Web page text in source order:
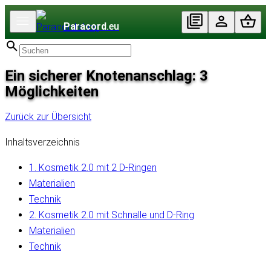
Paracord.eu
Ein sicherer Knotenanschlag: 3
Möglichkeiten
Zurück zur Übersicht
Inhaltsverzeichnis
1. Kosmetik 2.0 mit 2 D-Ringen
Materialien
Technik
2. Kosmetik 2.0 mit Schnalle und D-Ring
Materialien
Technik